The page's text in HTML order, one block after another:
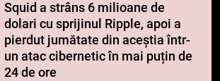
Squid a strâns 6 milioane de
dolari cu sprijinul Ripple, apoi a
pierdut jumătate din aceștia într-
un atac cibernetic în mai puțin de
24 de ore